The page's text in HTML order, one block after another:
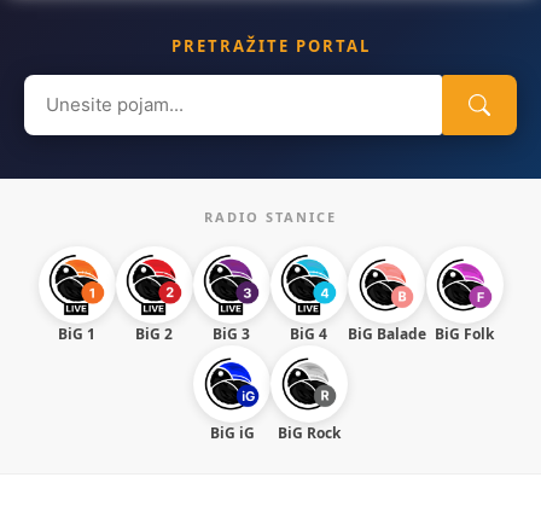
PRETRAŽITE PORTAL
Search
for:
RADIO STANICE
BiG 1 BiG 2 BiG 3 BiG 4 BiG Balade BiG Folk
BiG iG BiG Rock